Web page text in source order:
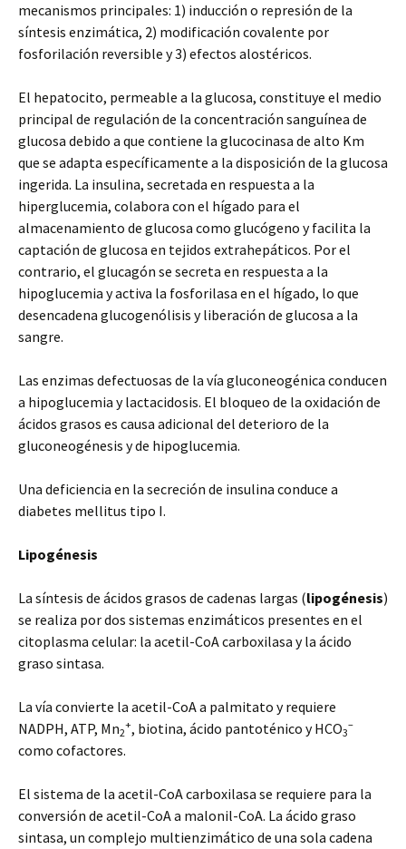
mecanismos principales: 1) inducción o represión de la
síntesis enzimática, 2) modificación covalente por
fosforilación reversible y 3) efectos alostéricos.
El hepatocito, permeable a la glucosa, constituye el medio
principal de regulación de la concentración sanguínea de
glucosa debido a que contiene la glucocinasa de alto Km
que se adapta específicamente a la disposición de la glucosa
ingerida. La insulina, secretada en respuesta a la
hiperglucemia, colabora con el hígado para el
almacenamiento de glucosa como glucógeno y facilita la
captación de glucosa en tejidos extrahepáticos. Por el
contrario, el glucagón se secreta en respuesta a la
hipoglucemia y activa la fosforilasa en el hígado, lo que
desencadena glucogenólisis y liberación de glucosa a la
sangre.
Las enzimas defectuosas de la vía gluconeogénica conducen
a hipoglucemia y lactacidosis. El bloqueo de la oxidación de
ácidos grasos es causa adicional del deterioro de la
gluconeogénesis y de hipoglucemia.
Una deficiencia en la secreción de insulina conduce a
diabetes mellitus tipo I.
Lipogénesis
La síntesis de ácidos grasos de cadenas largas (lipogénesis)
se realiza por dos sistemas enzimáticos presentes en el
citoplasma celular: la acetil-CoA carboxilasa y la ácido
graso sintasa.
La vía convierte la acetil-CoA a palmitato y requiere
NADPH, ATP, Mn2
+, biotina, ácido pantoténico y HCO3
–
como cofactores.
El sistema de la acetil-CoA carboxilasa se requiere para la
conversión de acetil-CoA a malonil-CoA. La ácido graso
sintasa, un complejo multienzimático de una sola cadena